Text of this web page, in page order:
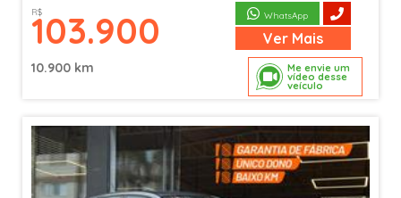
Me envie um
vídeo desse
veículo
R$
103.900 WhatsApp
Ver Mais
10.900 km